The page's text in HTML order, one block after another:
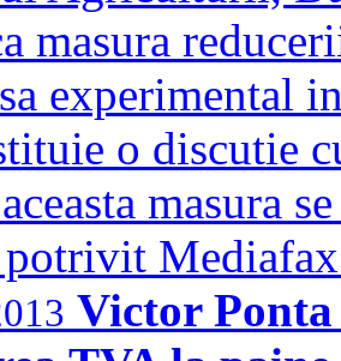
masura
experimental
o discutie
masura
potrivit
Victor